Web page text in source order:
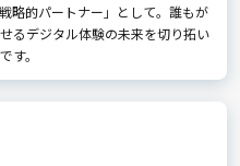
略的パートナー」として。誰もが
るデジタル体験の未来を切り拓い
す。